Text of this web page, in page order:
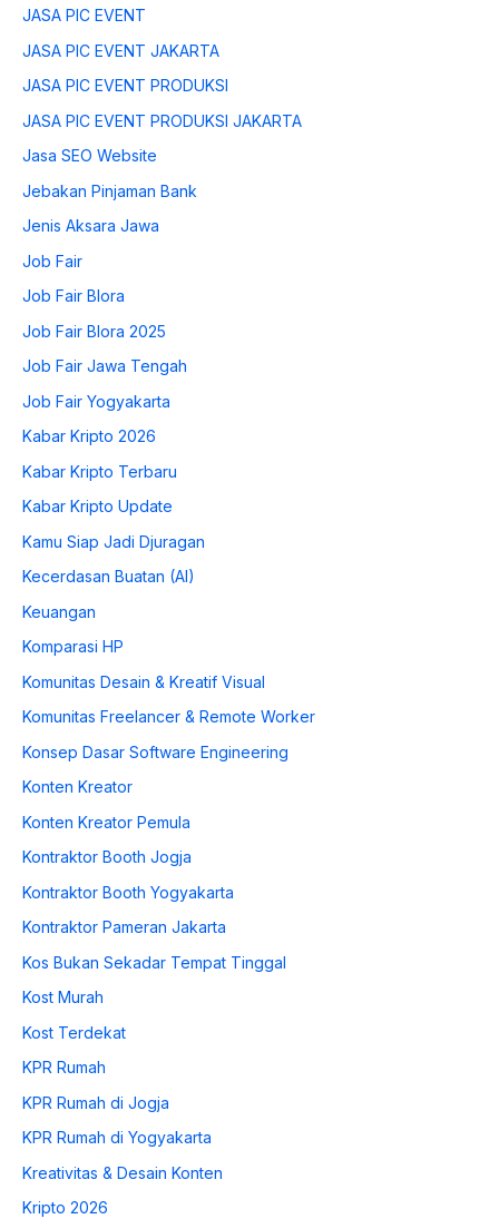
JASA PIC EVENT
JASA PIC EVENT JAKARTA
JASA PIC EVENT PRODUKSI
JASA PIC EVENT PRODUKSI JAKARTA
Jasa SEO Website
Jebakan Pinjaman Bank
Jenis Aksara Jawa
Job Fair
Job Fair Blora
Job Fair Blora 2025
Job Fair Jawa Tengah
Job Fair Yogyakarta
Kabar Kripto 2026
Kabar Kripto Terbaru
Kabar Kripto Update
Kamu Siap Jadi Djuragan
Kecerdasan Buatan (AI)
Keuangan
Komparasi HP
Komunitas Desain & Kreatif Visual
Komunitas Freelancer & Remote Worker
Konsep Dasar Software Engineering
Konten Kreator
Konten Kreator Pemula
Kontraktor Booth Jogja
Kontraktor Booth Yogyakarta
Kontraktor Pameran Jakarta
Kos Bukan Sekadar Tempat Tinggal
Kost Murah
Kost Terdekat
KPR Rumah
KPR Rumah di Jogja
KPR Rumah di Yogyakarta
Kreativitas & Desain Konten
Kripto 2026